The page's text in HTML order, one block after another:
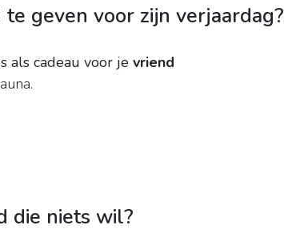
geven voor zijn verjaardag?
als cadeau voor je vriend
die niets wil?